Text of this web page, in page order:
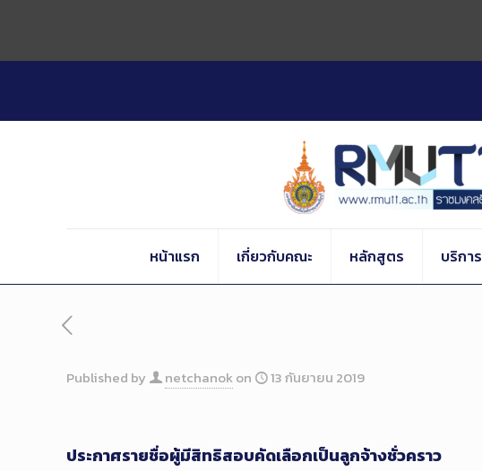
Content
หน้าแรก เกี่ยวกับคณะ หลักสูตร บริการ
Published by netchanokon 13 กันยายน 2019
ประกาศรายชื่อผู้มีสิทธิสอบคัดเลือกเป็นลูกจ้างชั่วคราว